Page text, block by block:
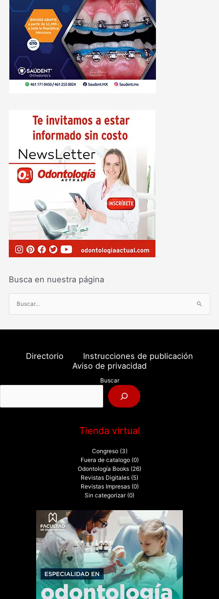
Busca en nuestra página
u
s
o
:
Directorio
Instrucciones de publicación
Aviso de privacidad
Buscar
Tienda virtual
Congreso (3)
Fuera de catalogo (0)
Odontología Books (26)
Revistas Digitales (5)
Revistas Impresas (0)
Sin categorizar (0)